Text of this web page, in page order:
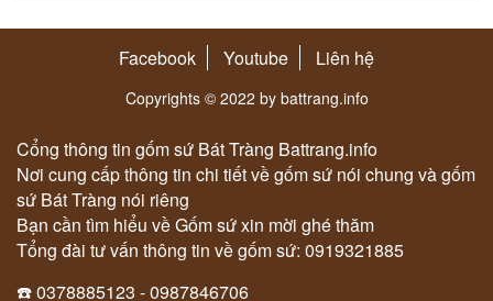
Facebook Youtube Liên hệ
Copyrights © 2022 by battrang.info
Cổng thông tin gốm sứ Bát Tràng Battrang.info
Nơi cung cấp thông tin chi tiết về gốm sứ nói chung và gốm
sứ Bát Tràng nói riêng
Bạn cần tìm hiểu về Gốm sứ xin mời ghé thăm
Tổng đài tư vấn thông tin về gốm sứ: 0919321885
☎️ 0378885123 - 0987846706